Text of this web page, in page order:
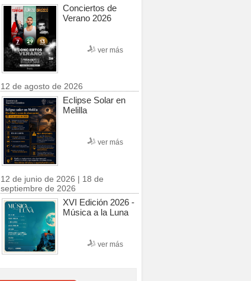
Conciertos de
Verano 2026
ver más
12 de agosto de 2026
Eclipse Solar en
Melilla
ver más
12 de junio de 2026 | 18 de
septiembre de 2026
XVI Edición 2026 -
Música a la Luna
ver más